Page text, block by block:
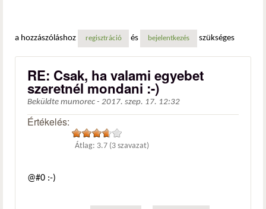
a hozzászóláshoz regisztráció és bejelentkezés szükséges
RE: Csak, ha valami egyebet
szeretnél mondani :-)
Beküldte mumorec - 2017. szep. 17. 12:32
Értékelés:
Átlag: 3.7 (3 szavazat)
@#0 :-)